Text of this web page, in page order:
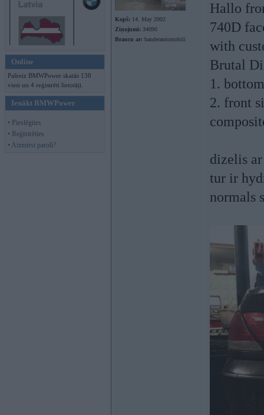
Online
Pašreiz BMWPower skatās 138
viesi un 4 reģistrēti lietotāji.
Ienākt BMWPower
• Pieslēgties
• Reģistrēties
• Aizmirsi paroli?
Kopš: 14. May 2002
Ziņojumi: 34090
Braucu ar: banderautomobili
Hallo
740D
with
Brutal
1.
2. front
dizelis
tur ir
normals